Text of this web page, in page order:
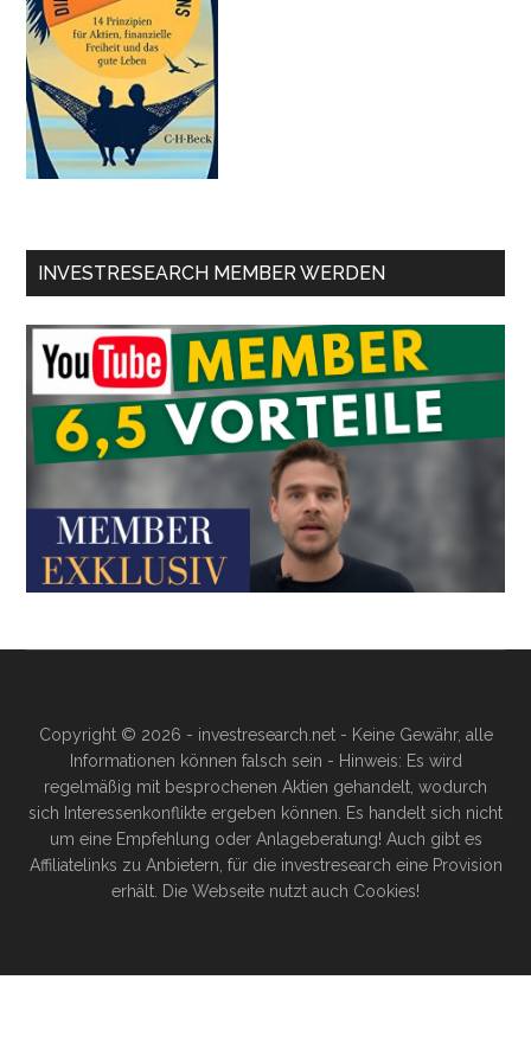
INVESTRESEARCH MEMBER WERDEN
Copyright © 2026 - investresearch.net - Keine Gewähr, alle
Informationen können falsch sein - Hinweis: Es wird
regelmäßig mit besprochenen Aktien gehandelt, wodurch
sich Interessenkonflikte ergeben können. Es handelt sich nicht
um eine Empfehlung oder Anlageberatung! Auch gibt es
Affiliatelinks zu Anbietern, für die investresearch eine Provision
erhält. Die Webseite nutzt auch Cookies!